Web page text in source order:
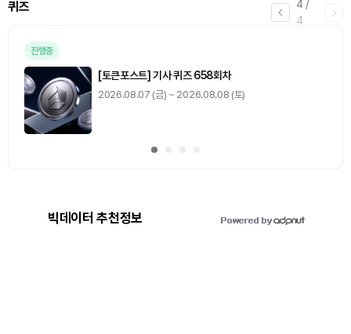
4 /
4
퀴즈
진행중
[토큰포스트] 기사 퀴즈 658회차
2026.08.07 (금) ~ 2026.08.08 (토)
빅데이터 추천정보